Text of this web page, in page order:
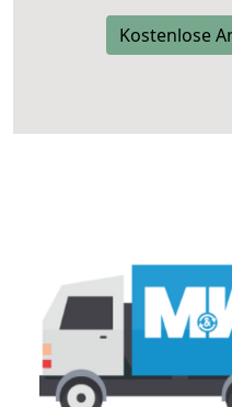
Kostenlose